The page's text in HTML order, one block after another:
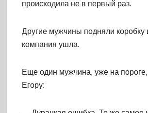
происходила не в первый раз.
Другие мужчины подняли коробку
компания ушла.
Еще один мужчина, уже на пороге,
Егору: